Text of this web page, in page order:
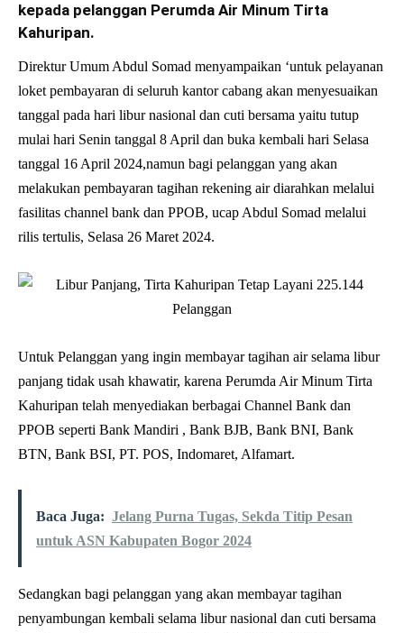
kepada pelanggan Perumda Air Minum Tirta
Kahuripan.
Direktur Umum Abdul Somad menyampaikan ‘untuk pelayanan
loket pembayaran di seluruh kantor cabang akan menyesuaikan
tanggal pada hari libur nasional dan cuti bersama yaitu tutup
mulai hari Senin tanggal 8 April dan buka kembali hari Selasa
tanggal 16 April 2024,namun bagi pelanggan yang akan
melakukan pembayaran tagihan rekening air diarahkan melalui
fasilitas channel bank dan PPOB, ucap Abdul Somad melalui
rilis tertulis, Selasa 26 Maret 2024.
Untuk Pelanggan yang ingin membayar tagihan air selama libur
panjang tidak usah khawatir, karena Perumda Air Minum Tirta
Kahuripan telah menyediakan berbagai Channel Bank dan
PPOB seperti Bank Mandiri , Bank BJB, Bank BNI, Bank
BTN, Bank BSI, PT. POS, Indomaret, Alfamart.
Baca Juga: Jelang Purna Tugas, Sekda Titip Pesan
untuk ASN Kabupaten Bogor 2024
Sedangkan bagi pelanggan yang akan membayar tagihan
penyambungan kembali selama libur nasional dan cuti bersama